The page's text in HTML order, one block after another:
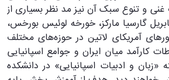
غنی و تنوع سبک آن نیز مد نظر بسیاری از
گارسیا مارکز، خورخه لوئیس بورخس،
آمریکای لاتین در حوزه‌های مختلف
کارآمد میان ایران و جوامع اسپانیایی
و ادبیات اسپانیایی» در دانشکده